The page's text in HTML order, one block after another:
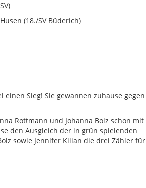
(18./SV Büderich)
Sieg! Sie gewannen zuhause gegen
Rottmann und Johanna Bolz schon mit
den Ausgleich der in grün spielenden
sowie Jennifer Kilian die drei Zähler für